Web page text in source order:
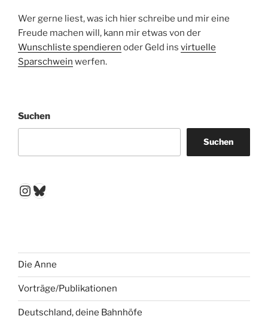
Wer gerne liest, was ich hier schreibe und mir eine
Freude machen will, kann mir etwas von der
Wunschliste spendieren oder Geld ins virtuelle
Sparschwein werfen.
Suchen
Suchen
Instagram
Bluesky
Die Anne
Vorträge/Publikationen
Deutschland, deine Bahnhöfe